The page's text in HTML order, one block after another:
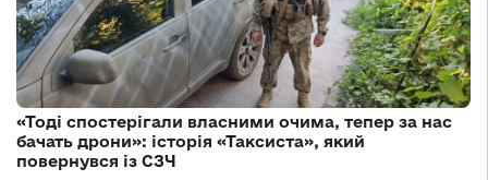
«Тоді спостерігали власними очима, тепер за нас
бачать дрони»: історія «Таксиста», який
повернувся із СЗЧ